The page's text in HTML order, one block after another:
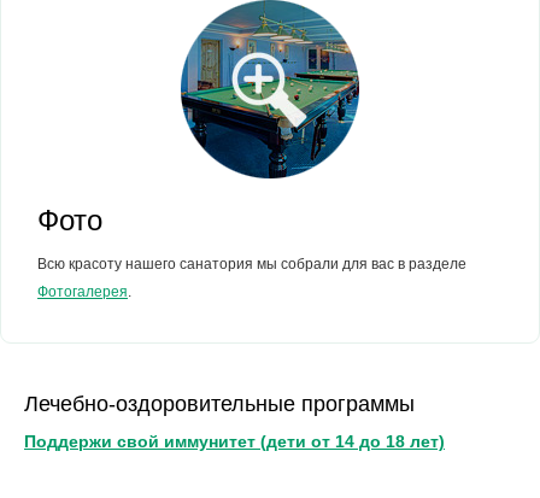
Фото
Всю красоту нашего санатория мы собрали для вас в разделе
Фотогалерея.
Лечебно-оздоровительные программы
Поддержи свой иммунитет (дети от 14 до 18 лет)